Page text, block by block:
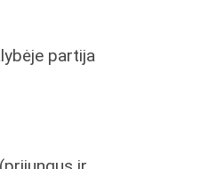
partija